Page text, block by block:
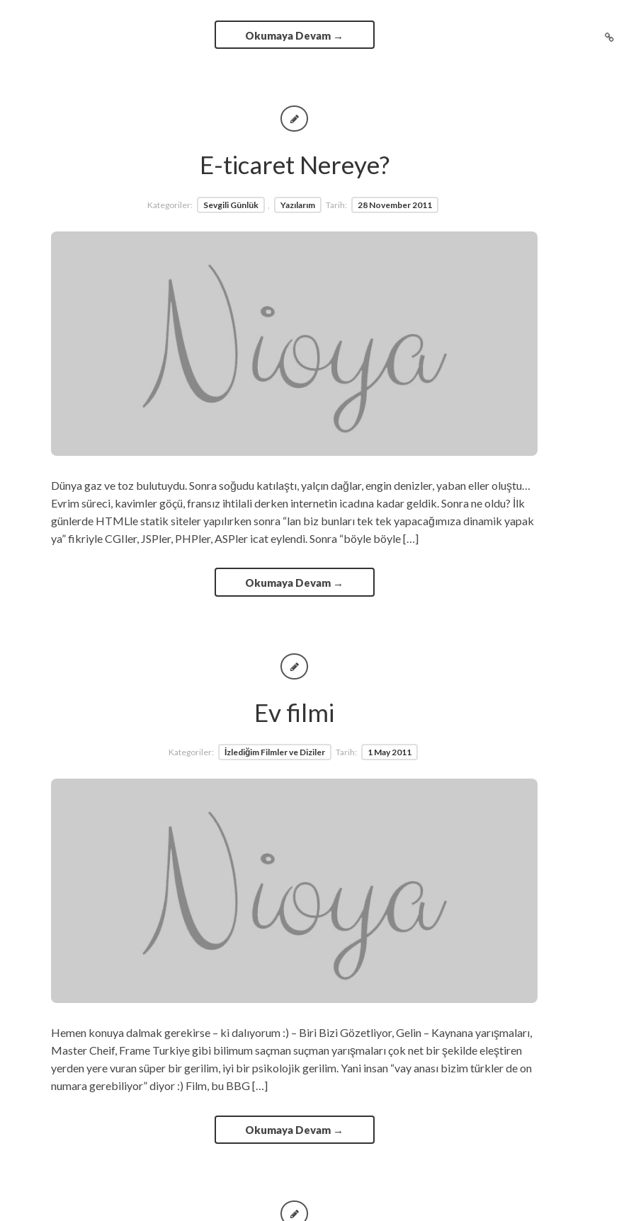
Okumaya Devam →
E-ticaret Nereye?
Kategoriler: Sevgili Günlük Yazılarım Tarih: 28 November 2011
Dünya gaz ve toz bulutuydu. Sonra soğudu katılaştı, yalçın dağlar, engin denizler, yaban eller oluştu…
Evrim süreci, kavimler göçü, fransız ihtilali derken internetin icadına kadar geldik. Sonra ne oldu? İlk
günlerde HTMLle statik siteler yapılırken sonra “lan biz bunları tek tek yapacağımıza dinamik yapak
ya” fikriyle CGIler, JSPler, PHPler, ASPler icat eylendi. Sonra “böyle böyle […]
Okumaya Devam →
Ev filmi
Kategoriler: İzlediğim Filmler ve Diziler Tarih: 1 May 2011
Hemen konuya dalmak gerekirse – ki dalıyorum :) – Biri Bizi Gözetliyor, Gelin – Kaynana yarışmaları,
Master Cheif, Frame Turkiye gibi bilimum saçman suçman yarışmaları çok net bir şekilde eleştiren
yerden yere vuran süper bir gerilim, iyi bir psikolojik gerilim. Yani insan “vay anası bizim türkler de on
numara gerebiliyor” diyor :) Film, bu BBG […]
Okumaya Devam →